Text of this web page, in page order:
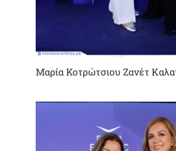
Μαρία Κοτρώτσιου Ζανέτ